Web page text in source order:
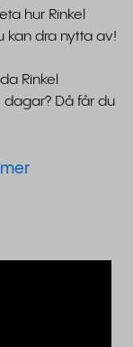
hur Rinkel
kan dra nytta av!
Rinkel
Då får du